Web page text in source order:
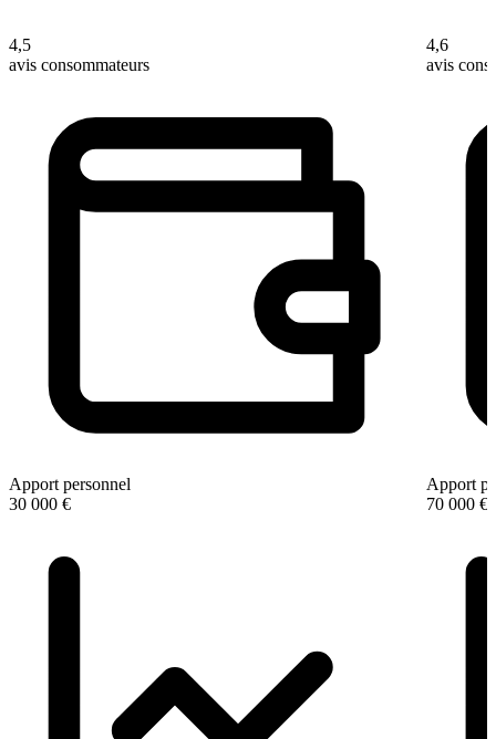
4,5
avis consommateurs
Apport personnel
30 000 €
4,6
avis
Apport
70 000 €